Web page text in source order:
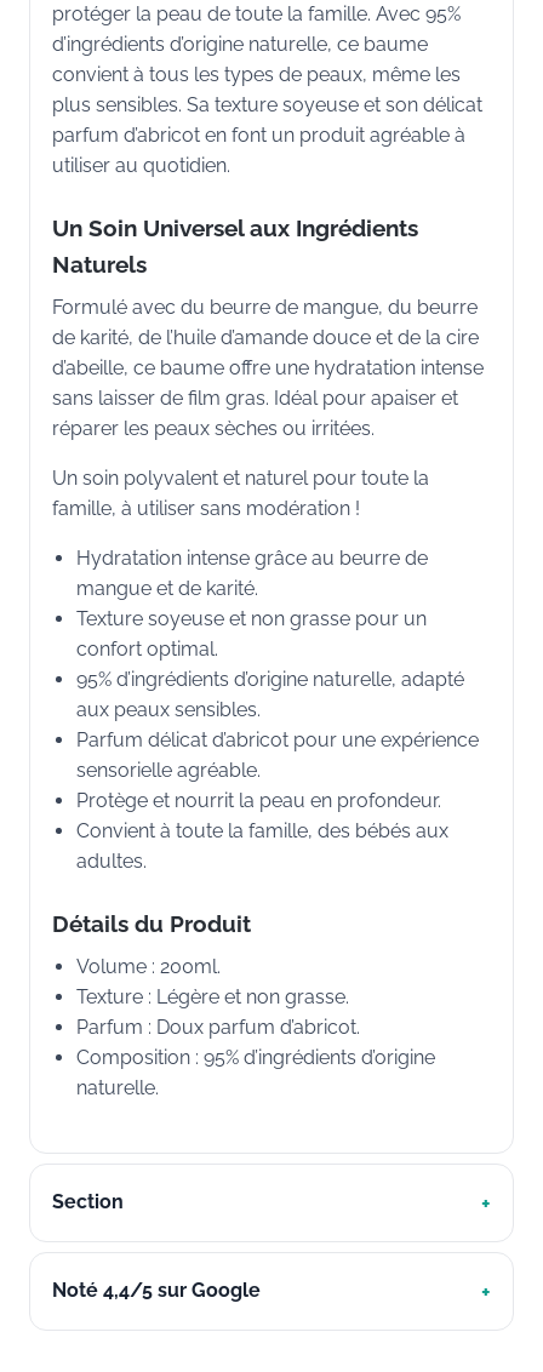
protéger la peau de toute la famille. Avec 95%
d’ingrédients d’origine naturelle, ce baume
convient à tous les types de peaux, même les
plus sensibles. Sa texture soyeuse et son délicat
parfum d’abricot en font un produit agréable à
utiliser au quotidien.
Un Soin Universel aux Ingrédients
Naturels
Formulé avec du beurre de mangue, du beurre
de karité, de l’huile d’amande douce et de la cire
d’abeille, ce baume offre une hydratation intense
sans laisser de film gras. Idéal pour apaiser et
réparer les peaux sèches ou irritées.
Un soin polyvalent et naturel pour toute la
famille, à utiliser sans modération !
Hydratation intense grâce au beurre de
mangue et de karité.
Texture soyeuse et non grasse pour un
confort optimal.
95% d’ingrédients d’origine naturelle, adapté
aux peaux sensibles.
Parfum délicat d’abricot pour une expérience
sensorielle agréable.
Protège et nourrit la peau en profondeur.
Convient à toute la famille, des bébés aux
adultes.
Détails du Produit
Volume : 200ml.
Texture : Légère et non grasse.
Parfum : Doux parfum d’abricot.
Composition : 95% d’ingrédients d’origine
naturelle.
Section
Noté 4,4/5 sur Google